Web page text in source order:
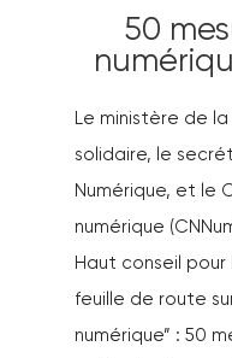
50
Le ministère de
solidaire, le
Numérique, et le
numérique
Haut conseil
feuille de route
numérique” : 50